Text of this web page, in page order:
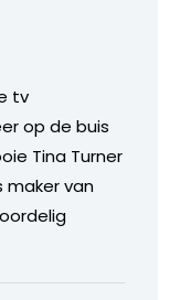
tv
op de buis
Tina Turner
maker van